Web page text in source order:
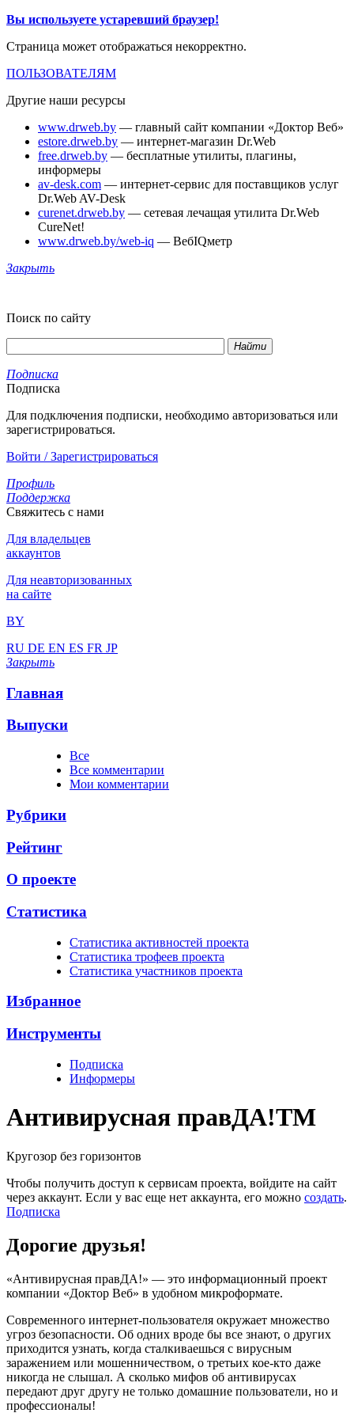
Вы используете устаревший браузер!
Страница может отображаться некорректно.
ПОЛЬЗОВАТЕЛЯМ
Другие наши ресурсы
www.drweb.by — главный сайт компании «Доктор Веб»
estore.drweb.by — интернет-магазин Dr.Web
free.drweb.by — бесплатные утилиты, плагины,
информеры
av-desk.com — интернет-сервис для поставщиков услуг
Dr.Web AV-Desk
curenet.drweb.by — сетевая лечащая утилита Dr.Web
CureNet!
www.drweb.by/web-iq — ВебIQметр
Закрыть
Поиск по сайту
Найти
Подписка
Подписка
Для подключения подписки, необходимо авторизоваться или
зарегистрироваться.
Войти / Зарегистрироваться
Профиль
Поддержка
Свяжитесь с нами
Для владельцев
аккаунтов
Для неавторизованных
на сайте
BY
RU DE EN ES FR JP
Закрыть
Главная
Выпуски
Все
Все комментарии
Мои комментарии
Рубрики
Рейтинг
О проекте
Статистика
Cтатистика активностей проекта
Cтатистика трофеев проекта
Cтатистика участников проекта
Избранное
Инструменты
Подписка
Информеры
Антивирусная правДА!TM
Кругозор без горизонтов
Чтобы получить доступ к сервисам проекта, войдите на сайт
через аккаунт. Если у вас еще нет аккаунта, его можно создать.
Подписка
Дорогие друзья!
«Антивирусная правДА!» — это информационный проект
компании «Доктор Веб» в удобном микроформате.
Современного интернет-пользователя окружает множество
угроз безопасности. Об одних вроде бы все знают, о других
приходится узнать, когда сталкиваешься с вирусным
заражением или мошенничеством, о третьих кое-кто даже
никогда не слышал. А сколько мифов об антивирусах
передают друг другу не только домашние пользователи, но и
профессионалы!